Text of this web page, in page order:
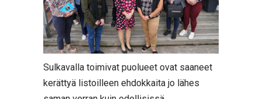
Sulkavalla toimivat puolueet ovat saaneet
kerättyä listoilleen ehdokkaita jo lähes